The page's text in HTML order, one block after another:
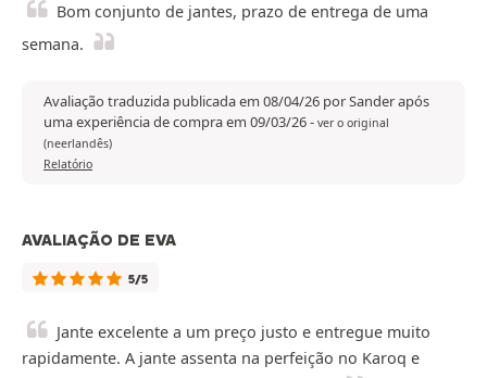
Bom conjunto de jantes, prazo de entrega de uma
semana.
Avaliação traduzida publicada em 08/04/26 por Sander após
uma experiência de compra em 09/03/26- ver o original
(neerlandês)
Relatório
AVALIAÇÃO DE EVA
5/5
Jante excelente a um preço justo e entregue muito
rapidamente. A jante assenta na perfeição no Karoq e